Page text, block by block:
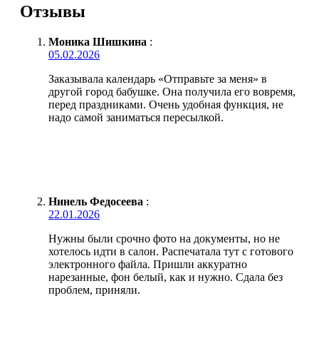
Отзывы
Моника Шишкина :
05.02.2026
Заказывала календарь «Отправьте за меня» в
другой город бабушке. Она получила его вовремя,
перед праздниками. Очень удобная функция, не
надо самой заниматься пересылкой.
Нинель Федосеева :
22.01.2026
Нужны были срочно фото на документы, но не
хотелось идти в салон. Распечатала тут с готового
электронного файла. Пришли аккуратно
нарезанные, фон белый, как и нужно. Сдала без
проблем, приняли.